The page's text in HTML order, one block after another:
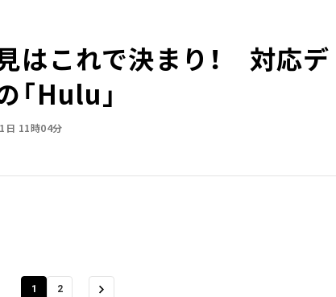
はこれで決まり！ 対応デ
Hulu」
日 11時04分
1 2